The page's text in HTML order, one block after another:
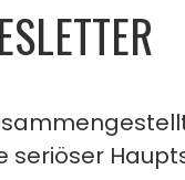
seriöser